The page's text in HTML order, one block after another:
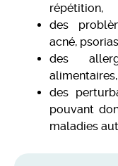
répétition,
des
acné,
des
alimentaires,
des
pouvant
maladies